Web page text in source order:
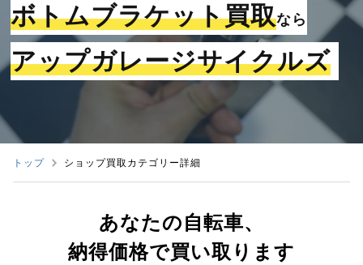
ボトムブラケット買取なら
アップガレージサイクルズ
トップ ショップ買取カテゴリー詳細
あなたの自転車、
納得価格で買い取ります